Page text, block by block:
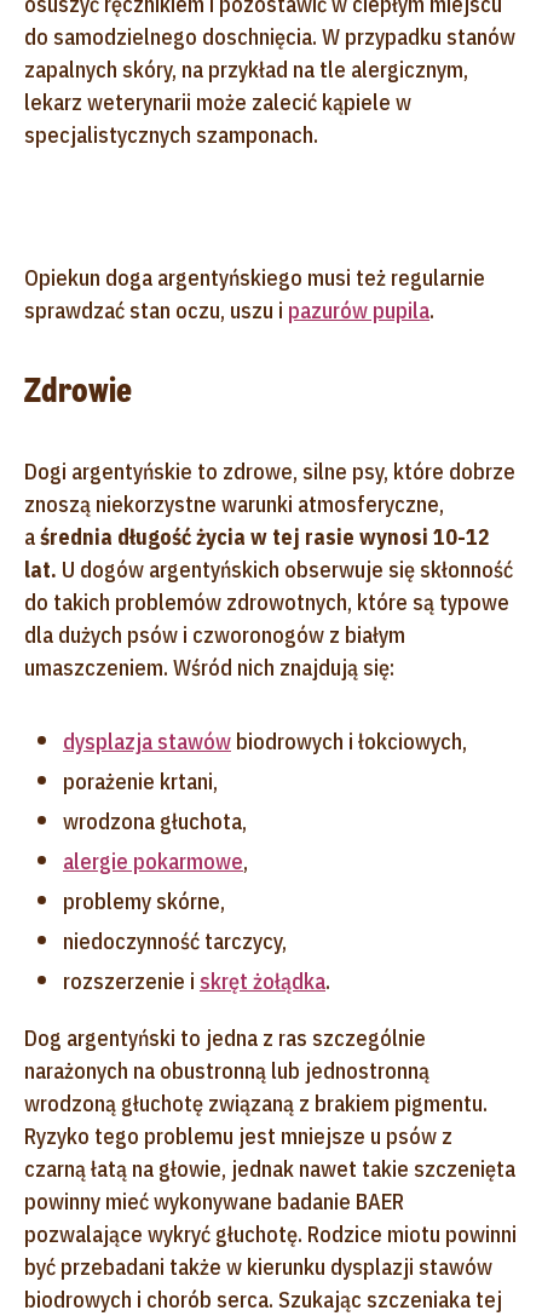
do samodzielnego doschnięcia. W przypadku stanów
zapalnych skóry, na przykład na tle alergicznym,
lekarz weterynarii może zalecić kąpiele w
specjalistycznych szamponach.
Opiekun doga argentyńskiego musi też regularnie
sprawdzać stan oczu, uszu i pazurów pupila.
Zdrowie
Dogi argentyńskie to zdrowe, silne psy, które dobrze
znoszą niekorzystne warunki atmosferyczne,
aśrednia długość życia w tej rasie wynosi 10-12
lat. U dogów argentyńskich obserwuje się skłonność
do takich problemów zdrowotnych, które są typowe
dla dużych psów i czworonogów z białym
umaszczeniem. Wśród nich znajdują się:
dysplazja stawów biodrowych i łokciowych,
porażenie krtani,
wrodzona głuchota,
alergie pokarmowe,
problemy skórne,
niedoczynność tarczycy,
rozszerzenie i skręt żołądka.
Dog argentyński to jedna z ras szczególnie
narażonych na obustronną lub jednostronną
wrodzoną głuchotę związaną z brakiem pigmentu.
Ryzyko tego problemu jest mniejsze u psów z
czarną łatą na głowie, jednak nawet takie szczenięta
powinny mieć wykonywane badanie BAER
pozwalające wykryć głuchotę. Rodzice miotu powinni
być przebadani także w kierunku dysplazji stawów
biodrowych i chorób serca. Szukając szczeniaka tej